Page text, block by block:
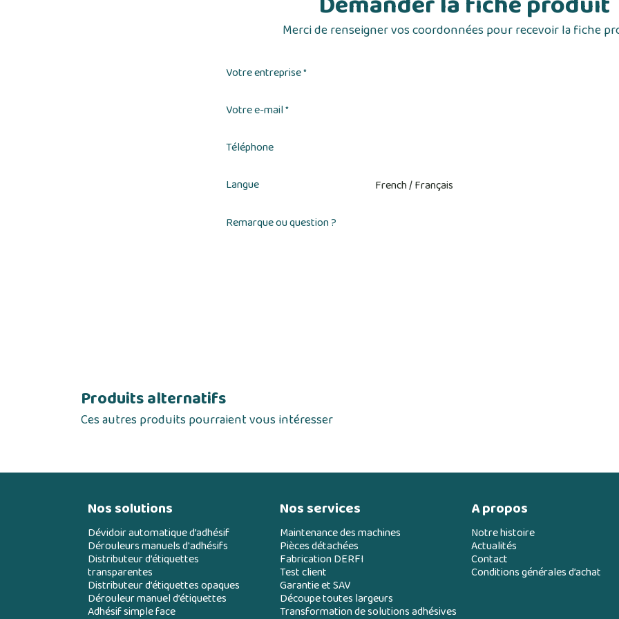
Merci de renseigner vos coordonnées pour recevoir la fiche
Votre entreprise*
Votre e-mail*
Téléphone
Langue
Remarque ou question ?
Produits alternatifs
Ces autres produits pourraient vous intéresser
Nos solutions
Dévidoir automatique d’adhésif
Dérouleurs manuels d'adhésifs
Distributeur d’étiquettes
transparentes
Distributeur d’étiquettes opaques
Dérouleur manuel d’étiquettes
Adhésif simple face
Nos services
Maintenance des machines
Pièces détachées
Fabrication DERFI
Test client
Garantie et SAV
Découpe toutes largeurs
Transformation de solutions adhésives
A propos
Notre histoire
Actualités
Contact
Conditions générales d’achat